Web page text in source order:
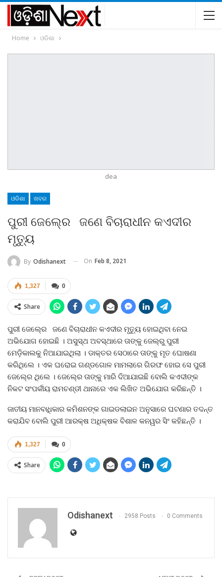
Home ଓଡିଶା
dea
ଓଡିଶା ଖବର
ପୁରୀ ଜେଲ୍‍ରେ ଜଣେ ବିଚାରାଧୀନ କଏଦୀର
ମୃତ୍ୟୁ
By Odishanext On Feb 8, 2021
0
1,327
Share
ପୁରୀ ଜେଲ୍‍ରେ ଜଣେ ବିଚାରାଧୀନ କଏଦୀର ମୃତ୍ୟୁ ହୋଇଥିବା ନେଇ
ଅଭିଯୋଗ ହୋଇଛି । ଅସୁସ୍ଥ ଅବସ୍ଥାରେ ତାଙ୍କୁ ଜେଲ୍‍ରୁ ପୁରୀ
ମେଡ଼ିକାଲକୁ ନିଆଯାଇଥିଲା । ଡାକ୍ତର ସେଠାରେ ତାଙ୍କୁ ମୃତ ଘୋଷଣା
କରିଥିଲେ । ଏକ ଘରୋଇ ଗଣ୍ଡଗୋଳ ମାମଲାରେ ଗିରଫ ହୋଇ ସେ ପୁରୀ
ଜେଲ୍‍ରେ ଥିଲେ । ଜେଲ୍‍ରେ ତାଙ୍କୁ ମାରି ଦିଆଯାଇଛି ବୋଲି କଏଦୀଙ୍କ
ନିକଟ ସଂପର୍କୀୟ ରାମଚଣ୍ଡୀ ଥାନାରେ ଏକ ଲିଖିତ ଅଭିଯୋଗ କରିଛନ୍ତି ।
ଜାତୀୟ ମାନବାଧିକାର କମିଶନଙ୍କ ଗାଇଡଲାଇନ ଅନୁସାରେ ଘଟଣାର ତଦନ୍ତ
କରାଯିବ ବୋଲି ପୁରୀ ଆରକ୍ଷ ଅଧିକ୍ଷକ ବିଶାଳ କନୱର ସିଂ କହିଛନ୍ତି ।
0
1,327
Share
Odishanext 2958 Posts 0 Comments